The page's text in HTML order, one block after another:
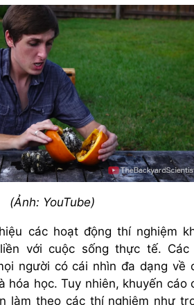
(Ảnh: YouTube)
các hoạt động thí nghiệm
với cuộc sống thực tế. Các
người có cái nhìn đa dạng về
hóa học. Tuy nhiên, khuyến cáo
làm theo các thí nghiệm như